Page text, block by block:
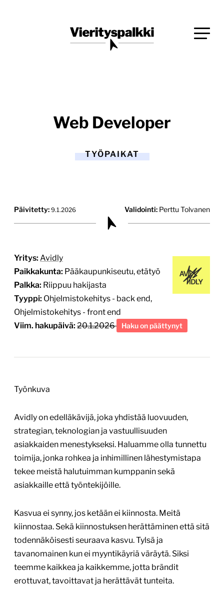
Vierityspalkki.fi
Web Developer
TYÖPAIKAT
Päivitetty: 9.1.2026 Validointi: Perttu Tolvanen
Yritys: Avidly
Paikkakunta: Pääkaupunkiseutu, etätyö
Palkka: Riippuu hakijasta
Tyyppi: Ohjelmistokehitys - back end,
Ohjelmistokehitys - front end
Viim. hakupäivä: 20.1.2026 Haku on päättynyt
Työnkuva
Avidly on edelläkävijä, joka yhdistää luovuuden,
strategian, teknologian ja vastuullisuuden
asiakkaiden menestykseksi. Haluamme olla tunnettu
toimija, jonka rohkea ja inhimillinen lähestymistapa
tekee meistä halutuimman kumppanin sekä
asiakkaille että työntekijöille.
Kasvua ei synny, jos ketään ei kiinnosta. Meitä
kiinnostaa. Sekä kiinnostuksen herättäminen että sitä
todennäköisesti seuraava kasvu. Tylsä ja
tavanomainen kun ei myyntikäyriä väräytä. Siksi
teemme kaikkea ja kaikkemme, jotta brändit
erottuvat, tavoittavat ja herättävät tunteita.